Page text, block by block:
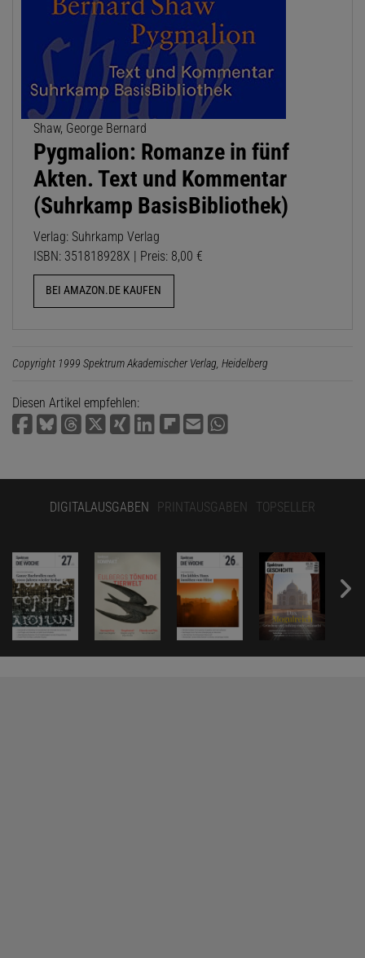
Shaw, George Bernard
Pygmalion: Romanze in fünf
Akten. Text und Kommentar
(Suhrkamp BasisBibliothek)
Verlag: Suhrkamp Verlag
ISBN: 351818928X | Preis: 8,00 €
BEI AMAZON.DE KAUFEN
Copyright 1999 Spektrum Akademischer Verlag, Heidelberg
Diesen Artikel empfehlen:
DIGITALAUSGABEN PRINTAUSGABEN TOPSELLER